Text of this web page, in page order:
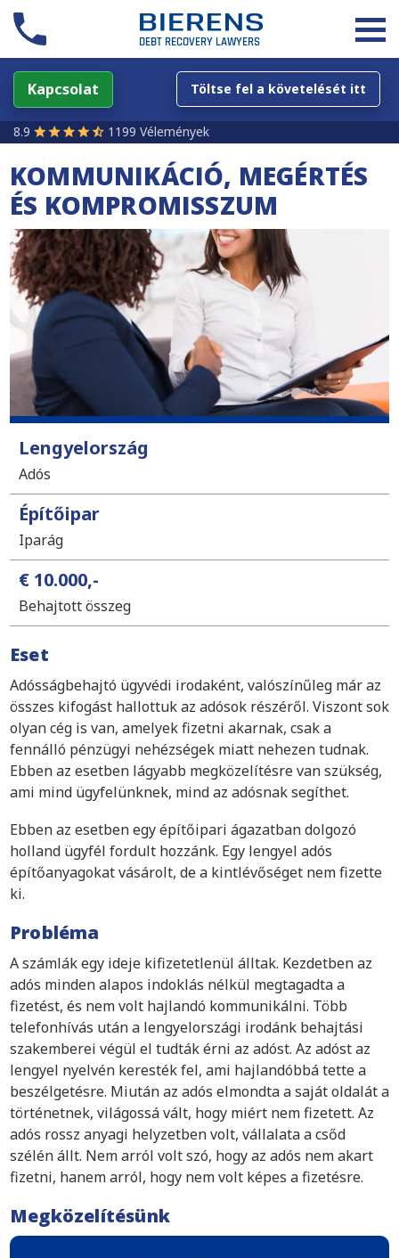
Kapcsolat Töltse fel a követelését itt
8.9 1199 Vélemények
KOMMUNIKÁCIÓ, MEGÉRTÉS
ÉS KOMPROMISSZUM
Lengyelország
Adós
Építőipar
Iparág
€ 10.000,-
Behajtott összeg
Eset
Adósságbehajtó ügyvédi irodaként, valószínűleg már az
összes kifogást hallottuk az adósok részéről. Viszont sok
olyan cég is van, amelyek fizetni akarnak, csak a
fennálló pénzügyi nehézségek miatt nehezen tudnak.
Ebben az esetben lágyabb megközelítésre van szükség,
ami mind ügyfelünknek, mind az adósnak segíthet.
Ebben az esetben egy építőipari ágazatban dolgozó
holland ügyfél fordult hozzánk. Egy lengyel adós
építőanyagokat vásárolt, de a kintlévőséget nem fizette
ki.
Probléma
A számlák egy ideje kifizetetlenül álltak. Kezdetben az
adós minden alapos indoklás nélkül megtagadta a
fizetést, és nem volt hajlandó kommunikálni. Több
telefonhívás után a lengyelországi irodánk behajtási
szakemberei végül el tudták érni az adóst. Az adóst az
lengyel nyelvén keresték fel, ami hajlandóbbá tette a
beszélgetésre. Miután az adós elmondta a saját oldalát a
történetnek, világossá vált, hogy miért nem fizetett. Az
adós rossz anyagi helyzetben volt, vállalata a csőd
szélén állt. Nem arról volt szó, hogy az adós nem akart
fizetni, hanem arról, hogy nem volt képes a fizetésre.
Megközelítésünk